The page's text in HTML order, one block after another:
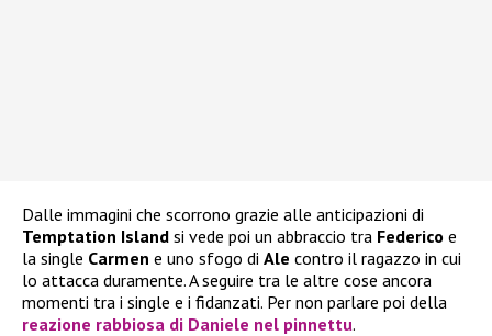
Dalle immagini che scorrono grazie alle anticipazioni di
Temptation Island si vede poi un abbraccio tra Federico e
la single Carmen e uno sfogo di Ale contro il ragazzo in cui
lo attacca duramente. A seguire tra le altre cose ancora
momenti tra i single e i fidanzati. Per non parlare poi della
reazione rabbiosa di Daniele nel pinnettu.